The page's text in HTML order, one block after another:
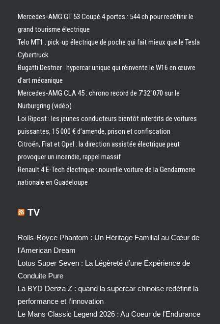
Mercedes-AMG GT 53 Coupé 4 portes : 544 ch pour redéfinir le
grand tourisme électrique
Telo MT1 : pick‑up électrique de poche qui fait mieux que le Tesla
Cybertruck
Bugatti Destrier : hypercar unique qui réinvente le W16 en œuvre
d’art mécanique
Mercedes-AMG CLA 45 : chrono record de 7’32″070 sur le
Nürburgring (vidéo)
Loi Ripost : les jeunes conducteurs bientôt interdits de voitures
puissantes, 15 000 € d’amende, prison et confiscation
Citroën, Fiat et Opel : la direction assistée électrique peut
provoquer un incendie, rappel massif
Renault 4 E-Tech électrique : nouvelle voiture de la Gendarmerie
nationale en Guadeloupe
TV
Rolls-Royce Phantom : Un Héritage Familial au Cœur de
l’American Dream
Lotus Super Seven : La Légèreté d’une Expérience de
Conduite Pure
La BYD Denza Z : quand la supercar chinoise redéfinit la
performance et l’innovation
Le Mans Classic Legend 2026 : Au Coeur de l’Endurance